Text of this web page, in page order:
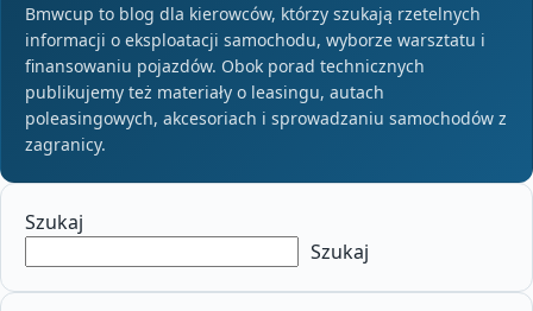
Bmwcup to blog dla kierowców, którzy szukają rzetelnych
informacji o eksploatacji samochodu, wyborze warsztatu i
finansowaniu pojazdów. Obok porad technicznych
publikujemy też materiały o leasingu, autach
poleasingowych, akcesoriach i sprowadzaniu samochodów z
zagranicy.
Szukaj
Szukaj